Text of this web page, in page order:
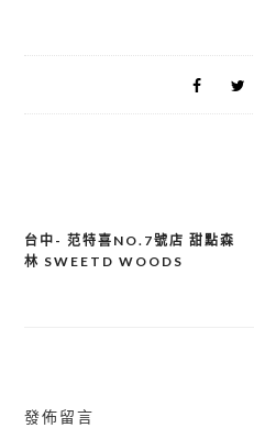
文
台中- 范特喜NO.7號店 甜點森
林 SWEETD WOODS
發佈留言